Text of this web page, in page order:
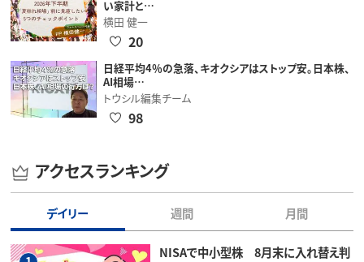
い家計と…
横田 健一
20
日経平均4％の急落、キオクシアはストップ安。日本株、
AI相場…
トウシル編集チーム
98
アクセスランキング
デイリー 週間 月間
NISAで中小型株 8月末に入れ替え判